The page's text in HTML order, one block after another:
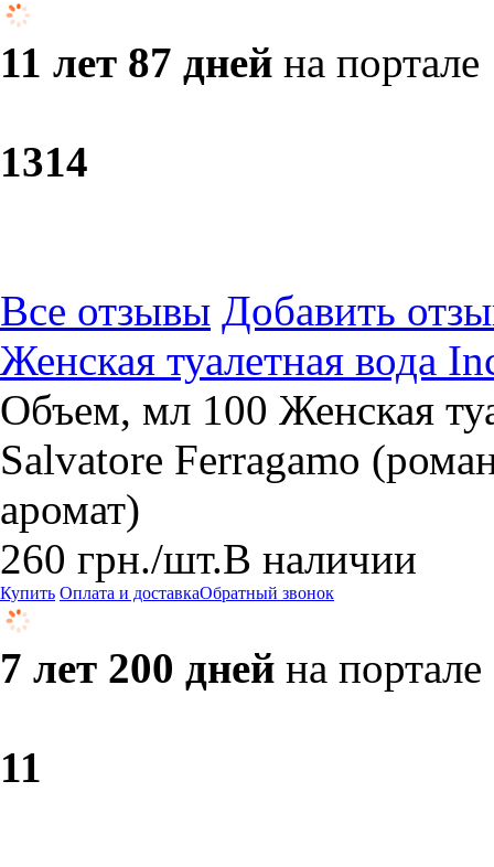
11 лет 87 дней на портале
1314
Все отзывы Добавить
Женская туалетная вода
Объем, мл 100 Женская
Salvatore Ferragamo
аромат)
260 грн./шт.В наличии
Купить Оплата и доставкаОбратный звонок
7 лет 200 дней на портале
11